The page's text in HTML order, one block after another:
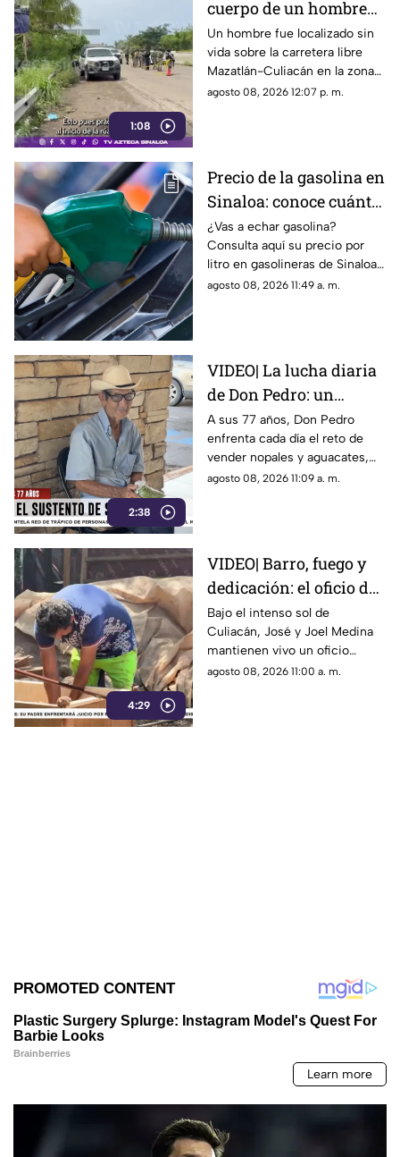
1:08
cuerpo de un hombre
sin vida sobre la
carretera libre en El
Venadillo, Mazatlán
Un hombre fue localizado sin
vida sobre la carretera libre
Mazatlán-Culiacán en la zona
de El Venadillo al norte del
agosto 08, 2026 12:07 p. m.
Precio de la gasolina en
Sinaloa: conoce cuánto
cuesta el combustible
hoy sábado 8 de agosto
¿Vas a echar gasolina?
Consulta aquí su precio por
litro en gasolineras de Sinaloa
y en el país, hoy 8 de agosto
agosto 08, 2026 11:49 a. m.
2:38
VIDEO| La lucha diaria
de Don Pedro: un
vendedor de nopales de
77 años
A sus 77 años, Don Pedro
enfrenta cada día el reto de
vender nopales y aguacates,
con dolor en las piernas y
agosto 08, 2026 11:09 a. m.
4:29
VIDEO| Barro, fuego y
dedicación: el oficio de
los ladrilleros en
Culiacán
Bajo el intenso sol de
Culiacán, José y Joel Medina
mantienen vivo un oficio
tradicional: la elaboración
agosto 08, 2026 11:00 a. m.